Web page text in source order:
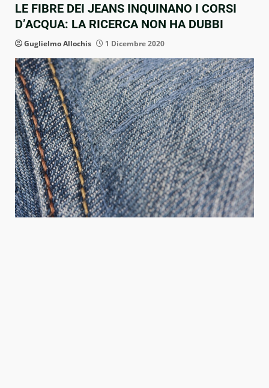
LE FIBRE DEI JEANS INQUINANO I CORSI
D’ACQUA: LA RICERCA NON HA DUBBI
Guglielmo Allochis 1 Dicembre 2020